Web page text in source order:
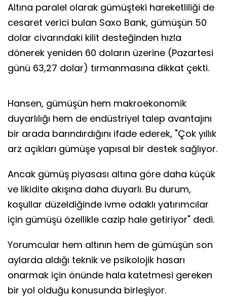
Altına paralel olarak gümüşteki hareketliliği de
cesaret verici bulan Saxo Bank, gümüşün 50
dolar civarındaki kilit desteğinden hızla
dönerek yeniden 60 doların üzerine (Pazartesi
günü 63,27 dolar) tırmanmasına dikkat çekti.
Hansen, gümüşün hem makroekonomik
duyarlılığı hem de endüstriyel talep avantajını
bir arada barındırdığını ifade ederek, "Çok yıllık
arz açıkları gümüşe yapısal bir destek sağlıyor.
Ancak gümüş piyasası altına göre daha küçük
ve likidite akışına daha duyarlı. Bu durum,
koşullar düzeldiğinde ivme odaklı yatırımcılar
için gümüşü özellikle cazip hale getiriyor" dedi.
Yorumcular hem altının hem de gümüşün son
aylarda aldığı teknik ve psikolojik hasarı
onarmak için önünde hala katetmesi gereken
bir yol olduğu konusunda birleşiyor.